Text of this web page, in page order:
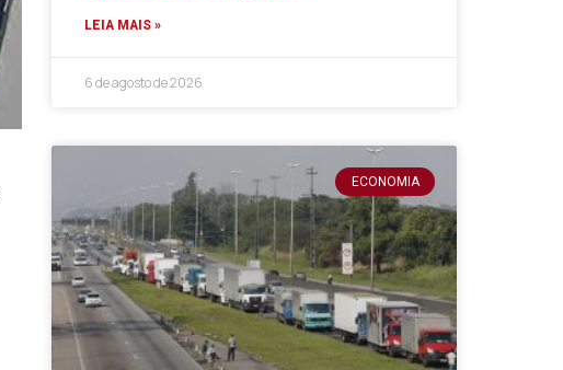
LEIA MAIS »
6 de agosto de 2026
ECONOMIA